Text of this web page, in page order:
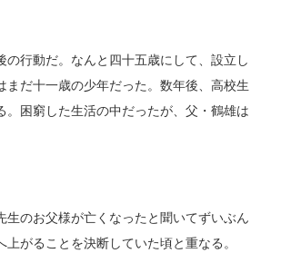
行動だ。なんと四十五歳にして、設立し
だ十一歳の少年だった。数年後、高校生
困窮した生活の中だったが、父・鶴雄は
のお父様が亡くなったと聞いてずいぶん
がることを決断していた頃と重なる。